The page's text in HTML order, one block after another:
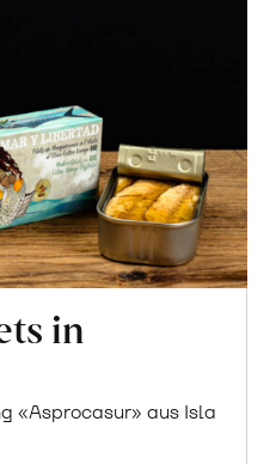
in
«Asprocasur» aus Isla